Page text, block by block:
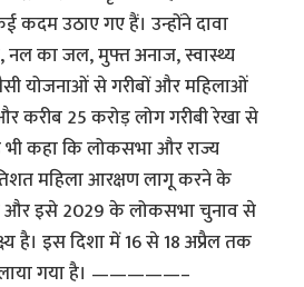
उठाए गए हैं। उन्होंने दावा
का जल, मुफ्त अनाज, स्वास्थ्य
योजनाओं से गरीबों और महिलाओं
करीब 25 करोड़ लोग गरीबी रेखा से
भी कहा कि लोकसभा और राज्य
महिला आरक्षण लागू करने के
है और इसे 2029 के लोकसभा चुनाव से
है। इस दिशा में 16 से 18 अप्रैल तक
गया है। —————–